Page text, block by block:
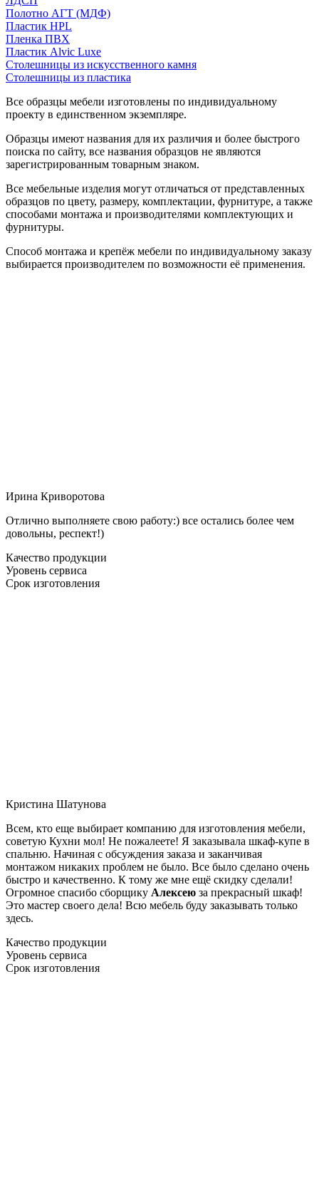
Полотно АГТ (МДФ)
Пластик HPL
Пленка ПВХ
Пластик Alvic Luxe
Столешницы из искусственного камня
Столешницы из пластика
Все образцы мебели изготовлены по индивидуальному
проекту в единственном экземпляре.
Образцы имеют названия для их различия и более быстрого
поиска по сайту, все названия образцов не являются
зарегистрированным товарным знаком.
Все мебельные изделия могут отличаться от представленных
образцов по цвету, размеру, комплектации, фурнитуре, а также
способами монтажа и производителями комплектующих и
фурнитуры.
Способ монтажа и крепёж мебели по индивидуальному заказу
выбирается производителем по возможности её применения.
Ирина Криворотова
Отлично выполняете свою работу:) все остались более чем
довольны, респект!)
Качество продукции
Уровень сервиса
Срок изготовления
Кристина Шатунова
Всем, кто еще выбирает компанию для изготовления мебели,
советую Кухни мол! Не пожалеете! Я заказывала шкаф-купе в
спальню. Начиная с обсуждения заказа и заканчивая
монтажом никаких проблем не было. Все было сделано очень
быстро и качественно. К тому же мне ещё скидку сделали!
Огромное спасибо сборщику Алексею за прекрасный шкаф!
Это мастер своего дела! Всю мебель буду заказывать только
здесь.
Качество продукции
Уровень сервиса
Срок изготовления